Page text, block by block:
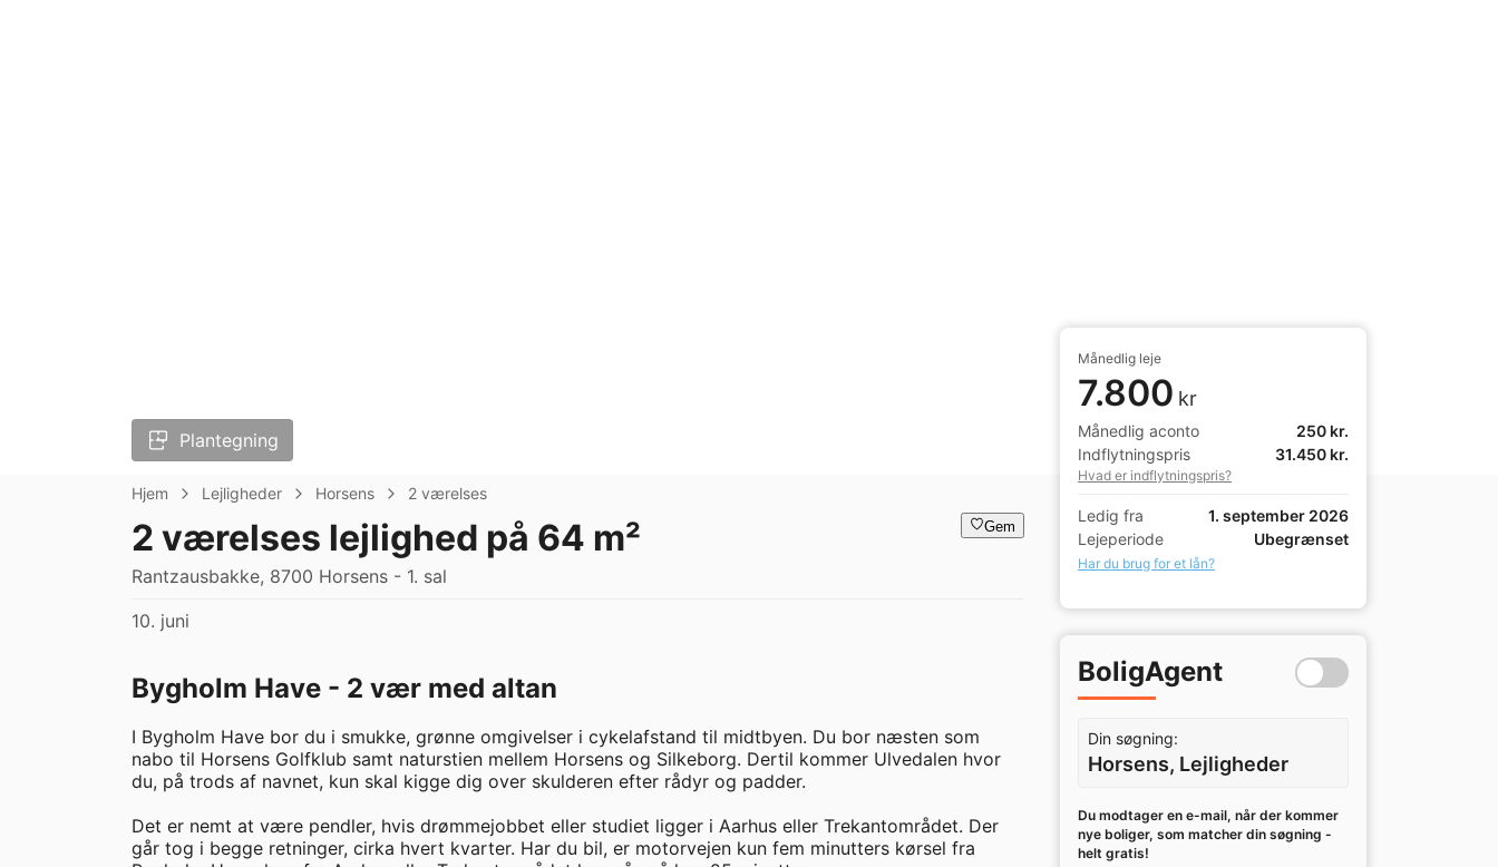
Plantegning
Hjem Lejligheder Horsens 2 værelses
2 værelses lejlighed på 64 m²
Rantzausbakke, 8700 Horsens - 1. sal
Gem
10. juni
Bygholm Have - 2 vær med altan
I Bygholm Have bor du i smukke, grønne omgivelser i cykelafstand til midtbyen. Du bor næsten som
nabo til Horsens Golfklub samt naturstien mellem Horsens og Silkeborg. Dertil kommer Ulvedalen hvor
du, på trods af navnet, kun skal kigge dig over skulderen efter rådyr og padder.
Det er nemt at være pendler, hvis drømmejobbet eller studiet ligger i Aarhus eller Trekantområdet. Der
går tog i begge retninger, cirka hvert kvarter. Har du bil, er motorvejen kun fem minutters kørsel fra
Månedlig leje
7.800 kr
Månedlig aconto
250 kr.
Indflytningspris
31.450 kr.
Hvad er indflytningspris?
Ledig fra
1. september 2026
Lejeperiode
Ubegrænset
Har du brug for et lån?
BoligAgent
Din søgning:
Horsens, Lejligheder
Du modtager en e-mail, når der kommer
nye boliger, som matcher din søgning -
helt gratis!